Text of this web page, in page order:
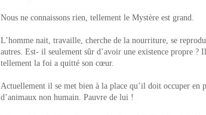
Nous ne connaissons rien, tellement le Mystère est grand.
L’homme nait, travaille, cherche de la nourriture, se
autres. Est- il seulement sûr d’avoir une existence propre
tellement la foi a quitté son cœur.
Actuellement il se met bien à la place qu’il doit occuper en
d’animaux non humain. Pauvre de lui !